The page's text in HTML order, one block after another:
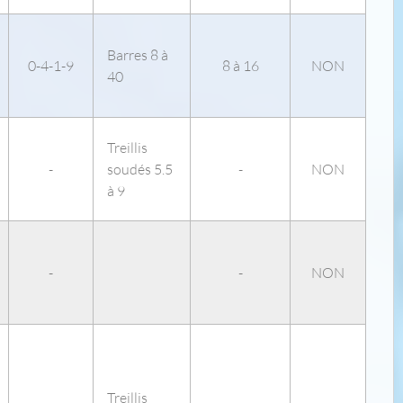
0-4-1-9
Barres 8 à
40
8 à 16 NON
-
Treillis
soudés 5.5
à 9
- NON
- - NON
Treillis